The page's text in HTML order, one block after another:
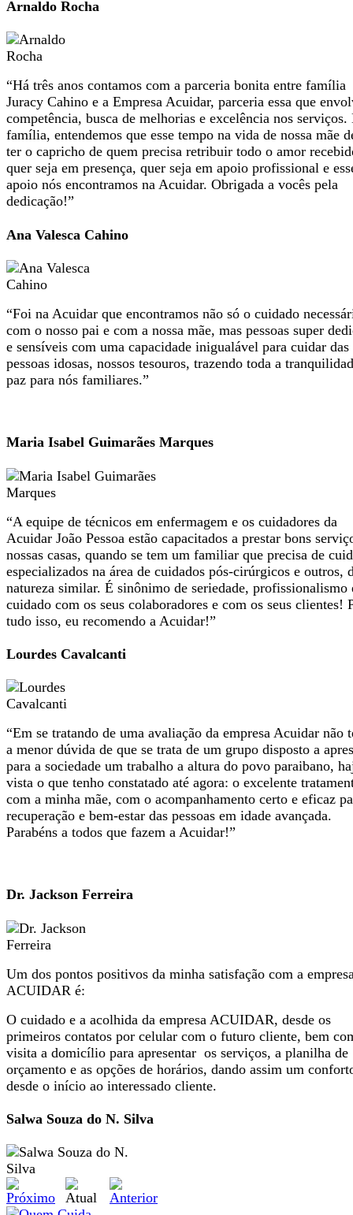
Arnaldo Rocha
“Há três anos contamos com a parceria bonita entre família
Juracy Cahino e a Empresa Acuidar, parceria essa que
competência, busca de melhorias e excelência nos serviços.
família, entendemos que esse tempo na vida de nossa mãe
ter o capricho de quem precisa retribuir todo o amor
quer seja em presença, quer seja em apoio profissional e
apoio nós encontramos na Acuidar. Obrigada a vocês pela
dedicação!”
Ana Valesca Cahino
“Foi na Acuidar que encontramos não só o cuidado
com o nosso pai e com a nossa mãe, mas pessoas super
e sensíveis com uma capacidade inigualável para cuidar das
pessoas idosas, nossos tesouros, trazendo toda a
paz para nós familiares.”
Maria Isabel Guimarães Marques
“A equipe de técnicos em enfermagem e os cuidadores da
Acuidar João Pessoa estão capacitados a prestar bons
nossas casas, quando se tem um familiar que precisa de
especializados na área de cuidados pós-cirúrgicos e outros,
natureza similar. É sinônimo de seriedade, profissionalismo
cuidado com os seus colaboradores e com os seus clientes!
tudo isso, eu recomendo a Acuidar!”
Lourdes Cavalcanti
“Em se tratando de uma avaliação da empresa Acuidar não
a menor dúvida de que se trata de um grupo disposto a
para a sociedade um trabalho a altura do povo paraibano,
vista o que tenho constatado até agora: o excelente
com a minha mãe, com o acompanhamento certo e eficaz
recuperação e bem-estar das pessoas em idade avançada.
Parabéns a todos que fazem a Acuidar!”
Dr. Jackson Ferreira
Um dos pontos positivos da minha satisfação com a
ACUIDAR é:
O cuidado e a acolhida da empresa ACUIDAR, desde os
primeiros contatos por celular com o futuro cliente, bem
visita a domicílio para apresentar os serviços, a planilha de
orçamento e as opções de horários, dando assim um
desde o início ao interessado cliente.
Salwa Souza do N. Silva